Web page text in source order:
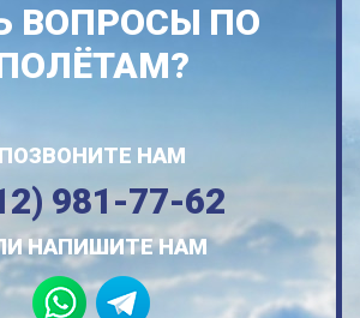
ВОПРОСЫ ПО
ПОЗВОНИТЕ НАМ
981-77-62
НАПИШИТЕ НАМ